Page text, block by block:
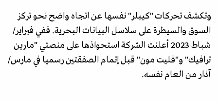
وتكشف تحركات "كيبلر" نفسها عن اتجاه واضح نحو تركز
السوق والسيطرة على سلاسل البيانات البحرية. ففي فبراير/
شباط 2023 أعلنت الشركة استحواذها على منصتي "مارين
ترافيك" و"فليت مون" قبل إتمام الصفقتين رسميا في مارس/
آذار من العام نفسه.